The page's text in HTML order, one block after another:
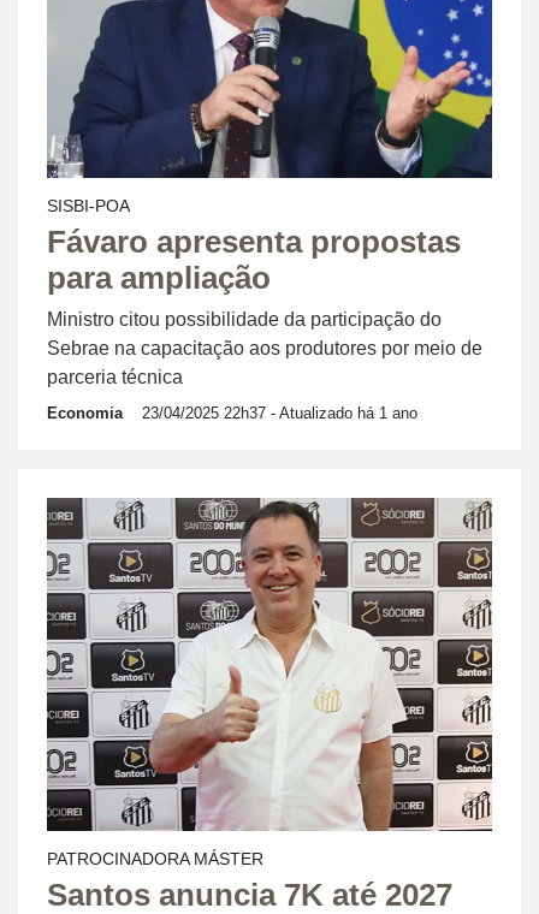
SISBI-POA
Fávaro apresenta propostas
para ampliação
Ministro citou possibilidade da participação do
Sebrae na capacitação aos produtores por meio de
parceria técnica
Economia 23/04/2025 22h37 - Atualizado há 1 ano
PATROCINADORA MÁSTER
Santos anuncia 7K até 2027